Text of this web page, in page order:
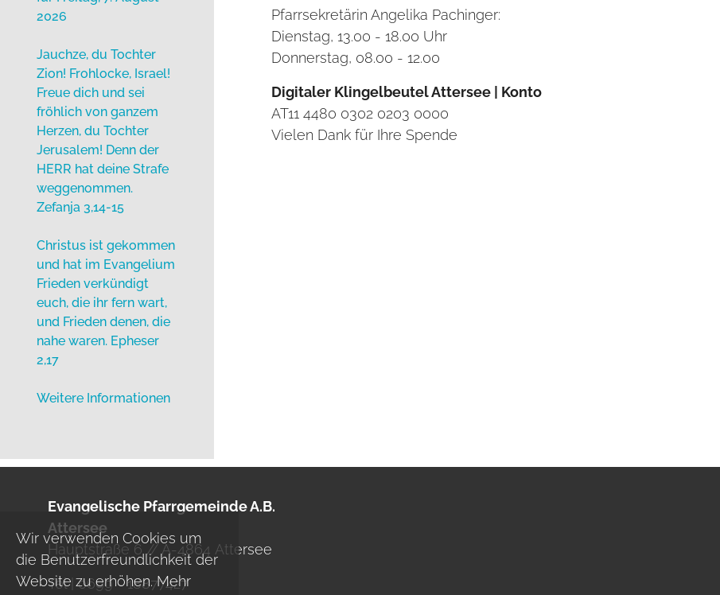
Wir verwenden Cookies um
die Benutzerfreundlichkeit der
Website zu erhöhen. Mehr
Pfarrsekretärin Angelika Pachinger:
Dienstag, 13.00 - 18.00 Uhr
Donnerstag, 08.00 - 12.00
Digitaler Klingelbeutel Attersee | Konto
AT11 4480 0302 0203 0000
Vielen Dank für Ihre Spende
2026
Jauchze, du Tochter
Zion! Frohlocke, Israel!
Freue dich und sei
fröhlich von ganzem
Herzen, du Tochter
Jerusalem! Denn der
HERR hat deine Strafe
weggenommen.
Zefanja 3,14-15
Christus ist gekommen
und hat im Evangelium
Frieden verkündigt
euch, die ihr fern wart,
und Frieden denen, die
nahe waren. Epheser
2,17
Weitere Informationen
Evangelische Pfarrgemeinde A.B.
Attersee
Hauptstraße 6 // A-4864 Attersee
Tel | 0699 - 18877427